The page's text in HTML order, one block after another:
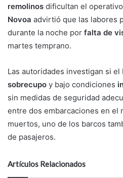
remolinos dificultan el
Novoa advirtió que las labores
durante la noche por falta de
martes temprano.
Las autoridades investigan si el
sobrecupo y bajo condiciones
sin medidas de seguridad
entre dos embarcaciones en el
muertos, uno de los barcos
de pasajeros.
Artículos Relacionados